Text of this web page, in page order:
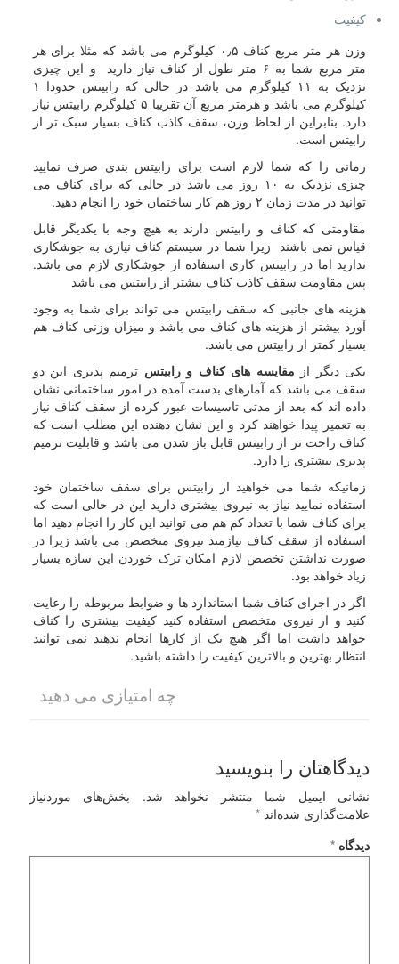
کیفیت
وزن هر متر مربع کناف ۰٫۵ کیلوگرم می باشد که مثلا برای هر
متر مربع شما به ۶ متر طول از کناف نیاز دارید و این چیزی
نزدیک به ۱۱ کیلوگرم می باشد در حالی که رابیتس حدودا ۱
کیلوگرم می باشد و هرمتر مربع آن تقریبا ۵ کیلوگرم رابیتس نیاز
دارد. بنابراین از لحاظ وزن، سقف کاذب کناف بسیار سبک تر از
رابیتس است.
زمانی را که شما لازم است برای رابیتس بندی صرف نمایید
چیزی نزدیک به ۱۰ روز می باشد در حالی که برای کناف می
توانید در مدت زمان ۲ روز هم کار ساختمان خود را انجام دهید.
مقاومتی که کناف و رابیتس دارند به هیچ وجه با یکدیگر قابل
قیاس نمی باشند زیرا شما در سیستم کناف نیازی به جوشکاری
ندارید اما در رابیتس کاری استفاده از جوشکاری لازم می باشد.
پس مقاومت سقف کاذب کناف بیشتر از رابیتس می باشد
هزینه های جانبی که سقف رابیتس می تواند برای شما به وجود
آورد بیشتر از هزینه های کناف می باشد و میزان وزنی کناف هم
بسیار کمتر از رابیتس می باشد.
یکی دیگر از مقایسه های کناف و رابیتس ترمیم پذیری این دو
سقف می باشد که آمارهای بدست آمده در امور ساختمانی نشان
داده اند که بعد از مدتی تاسیسات عبور کرده از سقف کناف نیاز
به تعمیر پیدا خواهند کرد و این نشان دهنده این مطلب است که
کناف راحت تر از رابیتس قابل باز شدن می باشد و قابلیت ترمیم
پذیری بیشتری را دارد.
زمانیکه شما می خواهید ار رابیتس برای سقف ساختمان خود
استفاده نمایید نیاز به نیروی بیشتری دارید این در حالی است که
برای کناف شما با تعداد کم هم می توانید این کار را انجام دهید اما
استفاده از سقف کناف نیازمند نیروی متخصص می باشد زیرا در
صورت نداشتن تخصص لازم امکان ترک خوردن این سازه بسیار
زیاد خواهد بود.
اگر در اجرای کناف شما استاندارد ها و ضوابط مربوطه را رعایت
کنید و از نیروی متخصص استفاده کنید کیفیت بیشتری را کناف
خواهد داشت اما اگر هیچ یک از کارها انجام ندهید نمی توانید
انتظار بهترین و بالاترین کیفیت را داشته باشید.
چه امتیازی می دهید
دیدگاهتان را بنویسید
نشانی ایمیل شما منتشر نخواهد شد.
بخش‌های موردنیاز
علامت‌گذاری شده‌اند *
دیدگاه *